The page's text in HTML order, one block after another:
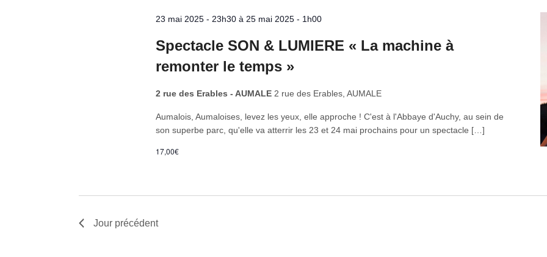
23 mai 2025 - 23h30à 25 mai 2025 - 1h00
Spectacle SON & LUMIERE « La machine à
remonter le temps »
2 rue des Erables - AUMALE 2 rue des Erables, AUMALE
Aumalois, Aumaloises, levez les yeux, elle approche ! C'est à l'Abbaye d'Auchy, au sein de
son superbe parc, qu'elle va atterrir les 23 et 24 mai prochains pour un spectacle […]
17,00€
Jour précédent